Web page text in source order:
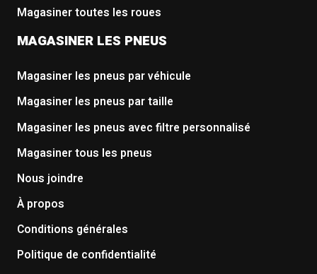
Magasiner toutes les roues
MAGASINER LES PNEUS
Magasiner les pneus par véhicule
Magasiner les pneus par taille
Magasiner les pneus avec filtre personnalisé
Magasiner tous les pneus
Nous joindre
À propos
Conditions générales
Politique de confidentialité